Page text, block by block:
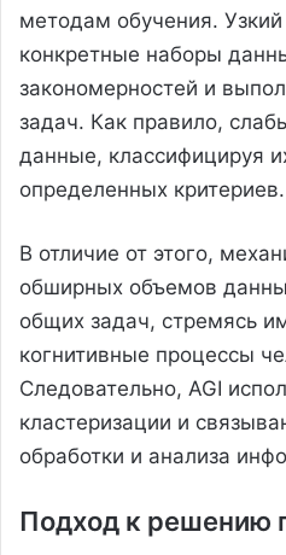
методам обучения.
конкретные наборы
закономерностей и
задач. Как правило,
данные, классифицируя
определенных критериев.
В отличие от этого,
обширных объемов
общих задач, стремясь
когнитивные процессы
Следовательно, AGI
кластеризации и
обработки и анализа
Подход к решению